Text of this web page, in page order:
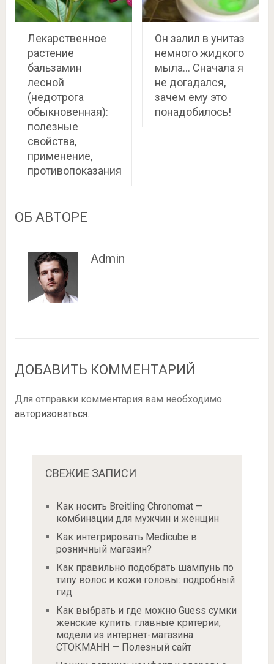
Лекарственное
растение
бальзамин
лесной
(недотрога
обыкновенная):
полезные
свойства,
применение,
противопоказания
Он залил в унитаз
немного жидкого
мыла… Сначала я
не догадался,
зачем ему это
понадобилось!
ОБ АВТОРЕ
Admin
ДОБАВИТЬ КОММЕНТАРИЙ
Для отправки комментария вам необходимо
авторизоваться.
СВЕЖИЕ ЗАПИСИ
Как носить Breitling Chronomat —
комбинации для мужчин и женщин
Как интегрировать Medicube в
розничный магазин?
Как правильно подобрать шампунь по
типу волос и кожи головы: подробный
гид
Как выбрать и где можно Guess сумки
женские купить: главные критерии,
модели из интернет-магазина
СТОКМАНН — Полезный сайт